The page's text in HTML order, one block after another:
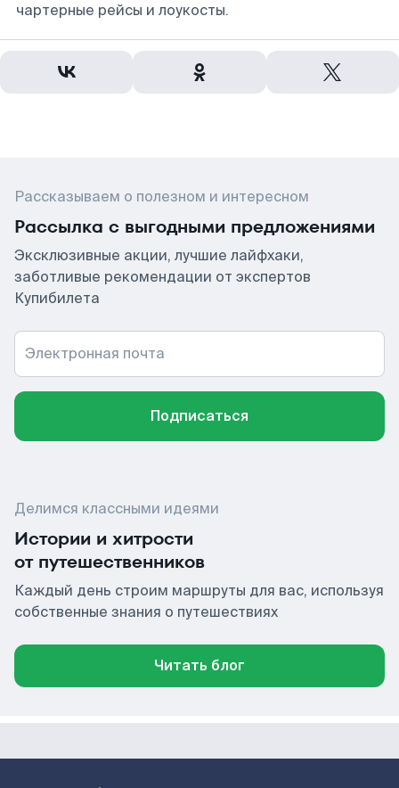
чартерные рейсы и лоукосты.
Рассказываем о полезном и интересном
Рассылка с выгодными предложениями
Эксклюзивные акции, лучшие лайфхаки,
заботливые рекомендации от экспертов
Купибилета
Электронная почта
Подписаться
Делимся классными идеями
Истории и хитрости
от путешественников
Каждый день строим маршруты для вас, используя
собственные знания о путешествиях
Читать блог